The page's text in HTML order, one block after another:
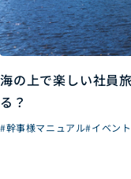
海の上で楽しい社員
る？
#幹事様マニュアル#イベント